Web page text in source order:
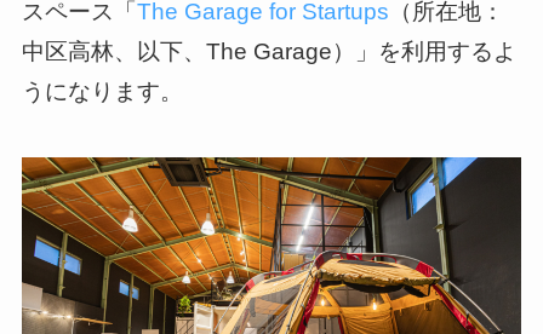
スペース「 The Garage for Startups （所在地：
中区高林、以下、The Garage）」を利用するよ
うになります。